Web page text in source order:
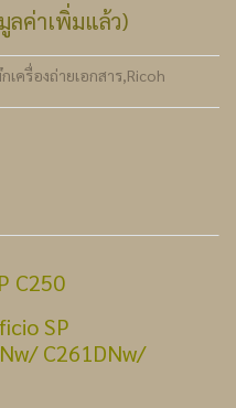
ลค่าเพิ่มแล้ว)
เครื่องถ่ายเอกสาร,Ricoh
C250
SP
C261DNw/